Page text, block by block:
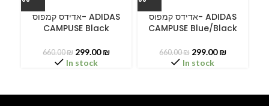
אדידס קמפוס- ADIDAS
CAMPUSE Black
660.00₪ 299.00₪
In stock
אדידס קמפוס- ADIDAS
CAMPUSE Blue/Black
660.00₪ 299.00₪
In stock